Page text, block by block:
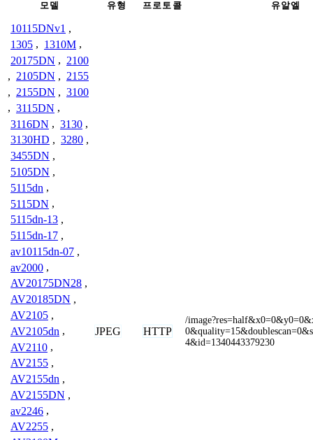
모델 유형 프로토콜 유알엘
10115DNv1 ,
1305 , 1310M ,
20175DN , 2100
, 2105DN , 2155
, 2155DN , 3100
, 3115DN ,
3116DN , 3130 ,
3130HD , 3280 ,
3455DN ,
5105DN ,
5115dn ,
5115DN ,
5115dn-13 ,
5115dn-17 ,
av10115dn-07 ,
av2000 ,
AV20175DN28 ,
AV20185DN ,
AV2105 ,
AV2105dn ,
AV2110 ,
AV2155 ,
AV2155dn ,
AV2155DN ,
av2246 ,
AV2255 ,
JPEG HTTP
/
4&id=1340443379230